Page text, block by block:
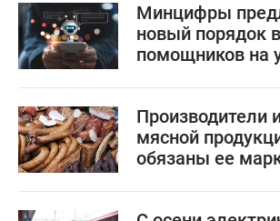
Минцифры
новый порядок
помощников на
Производители
мясной
обязаны ее